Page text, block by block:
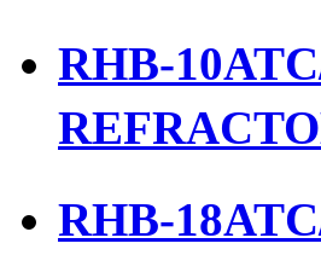
RHB-
RHB-